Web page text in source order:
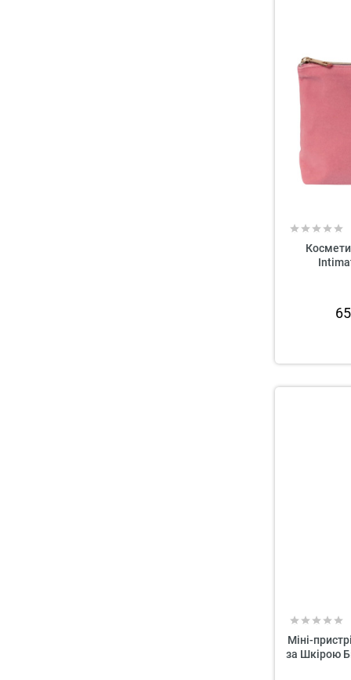
Міні-
за Шкірою